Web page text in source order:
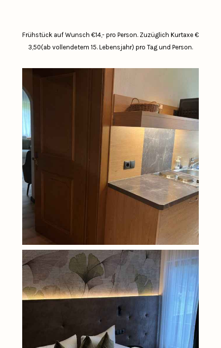
Frühstück auf Wunsch €14,- pro Person. Zuzüglich Kurtaxe €
3,50(ab vollendetem 15. Lebensjahr) pro Tag und Person.